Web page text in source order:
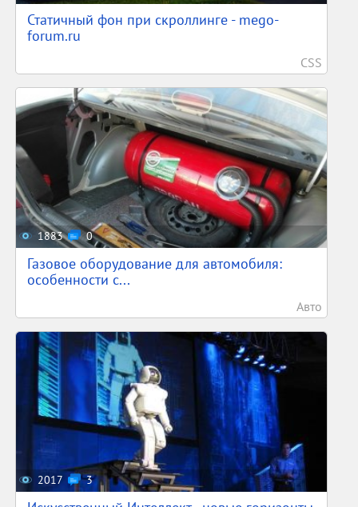
Статичный фон при скроллинге - mego-
forum.ru
CSS
1883 0
Газовое оборудование для автомобиля:
особенности с...
Авто
2017 3